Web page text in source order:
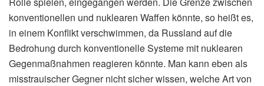
konventionellen und nuklearen Waffen könnte, so heißt es,
in einem Konflikt verschwimmen, da Russland auf die
Bedrohung durch konventionelle Systeme mit nuklearen
Gegenmaßnahmen reagieren könnte. Man kann eben als
misstrauischer Gegner nicht sicher wissen, welche Art von